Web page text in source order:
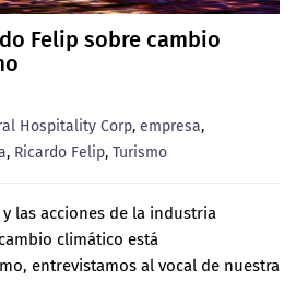
Felip sobre cambio
Hospitality Corp, empresa,
, Ricardo Felip, Turismo
las acciones de la industria
climático está
entrevistamos al vocal de nuestra